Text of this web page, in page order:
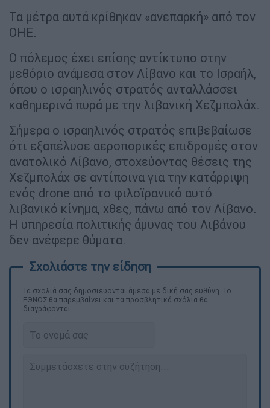
Τα μέτρα αυτά κρίθηκαν «ανεπαρκή» από τον
ΟΗΕ.
Ο πόλεμος έχει επίσης αντίκτυπο στην
μεθόριο ανάμεσα στον Λίβανο και το Ισραήλ,
όπου ο ισραηλινός στρατός ανταλλάσσει
καθημερινά πυρά με την λιβανική Χεζμπολάχ.
Σήμερα ο ισραηλινός στρατός επιβεβαίωσε
ότι εξαπέλυσε αεροπορικές επιδρομές στον
ανατολικό Λίβανο, στοχεύοντας θέσεις της
Χεζμπολάχ σε αντίποινα για την κατάρριψη
ενός drone από το φιλοϊρανικό αυτό
λιβανικό κίνημα, χθες, πάνω από τον Λίβανο.
Η υπηρεσία πολιτικής άμυνας του Λιβάνου
δεν ανέφερε θύματα.
Τα σχολιά σας δημοσιεύονται άμεσα με δική σας ευθύνη. Το
ΕΘΝΟΣ θα παρεμβαίνει και τα προσβλητικά σχόλια θα
διαγράφονται